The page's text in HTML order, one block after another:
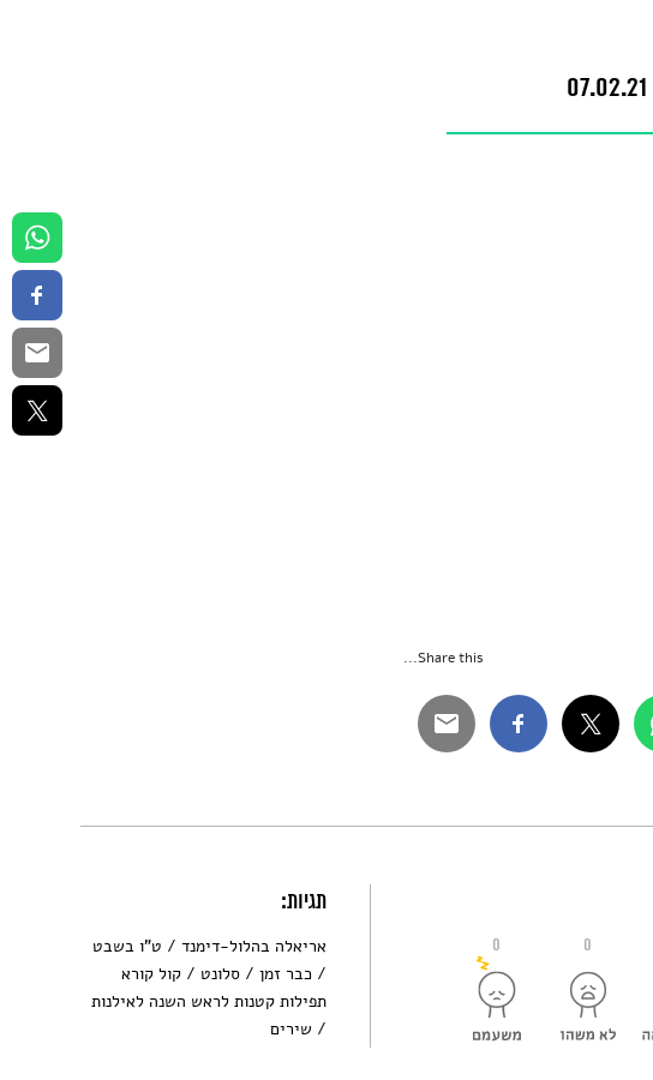
Share this...
0 0
תגיות:
אריאלה בהלול-דימנד
ט"ו בשבט
כבר זמן
סלונט
קול קורא
תפילות קטנות לראש השנה לאילנות
שירים